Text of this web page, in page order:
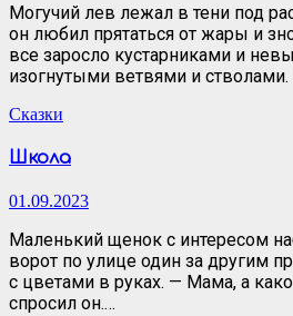
Могучий лев лежал в тени под
он любил прятаться от жары и
все заросло кустарниками и
изогнутыми ветвями и
Сказки
Школа
01.09.2023
Маленький щенок с интересом
ворот по улице один за другим
с цветами в руках. — Мама, а
спросил он.…